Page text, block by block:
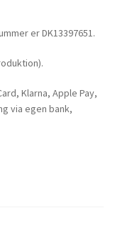
er DK13397651.
Klarna, Apple Pay,
via egen bank,